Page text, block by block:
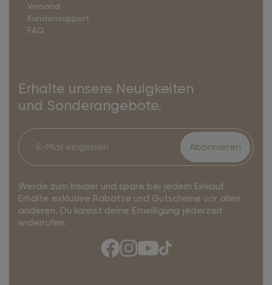
Versand
Kundensupport
FAQ
Erhalte unsere Neuigkeiten
und Sonderangebote.
Abonnieren
Werde zum Insider und spare bei jedem Einkauf.
Erhalte exklusive Rabatte und Gutscheine vor allen
anderen. Du kannst deine Einwilligung jederzeit
widerrufen.